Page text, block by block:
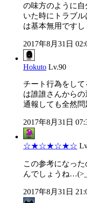
の味方のように
いた時にトラブ
は基本無用ですし
2017年8月31日
Hokuto Lv.90
チート行為をし
は誰誰さんからの
通報しても全然問
2017年8月31日
☆★☆★☆★☆
この参考になっ
んでしょうね
2017年8月31日